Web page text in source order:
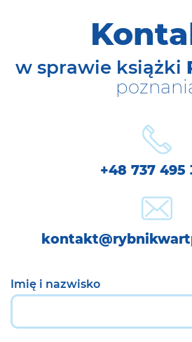
w sprawie książki
+48 737 495
Imię i nazwisko